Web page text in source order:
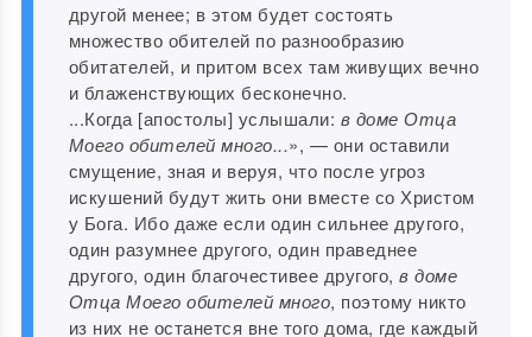
другой менее; в этом будет состоять
множество обителей по разнообразию
обитателей, и притом всех там живущих вечно
и блаженствующих бесконечно.
...Когда [апостолы] услышали: в доме Отца
Моего обителей много...», — они оставили
смущение, зная и веруя, что после угроз
искушений будут жить они вместе со Христом
у Бога. Ибо даже если один сильнее другого,
один разумнее другого, один праведнее
другого, один благочестивее другого,в доме
Отца Моего обителей много, поэтому никто
из них не останется вне того дома, где каждый